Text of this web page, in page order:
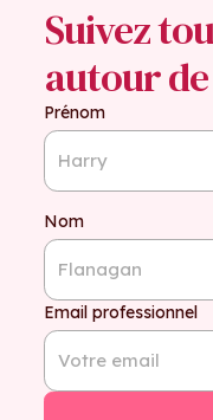
Suivez
autour
Prénom
Nom
Email professionnel